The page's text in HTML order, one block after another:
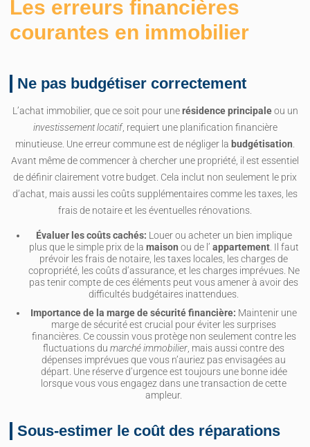
Les erreurs financières
courantes en immobilier
Ne pas budgétiser correctement
L’achat immobilier, que ce soit pour unerésidence principaleou un
investissement locatif, requiert une planification financière
minutieuse. Une erreur commune est de négliger la budgétisation.
Avant même de commencer à chercher une propriété, il est essentiel
de définir clairement votre budget. Cela inclut non seulement le prix
d’achat, mais aussi les coûts supplémentaires comme les taxes, les
frais de notaire et les éventuelles rénovations.
Évaluer les coûts cachés: Louer ou acheter un bien implique
plus que le simple prix de la maison ou de l’ appartement. Il faut
prévoir les frais de notaire, les taxes locales, les charges de
copropriété, les coûts d’assurance, et les charges imprévues. Ne
pas tenir compte de ces éléments peut vous amener à avoir des
difficultés budgétaires inattendues.
Importance de la marge de sécurité financière: Maintenir une
marge de sécurité est crucial pour éviter les surprises
financières. Ce coussin vous protège non seulement contre les
fluctuations du marché immobilier, mais aussi contre des
dépenses imprévues que vous n’auriez pas envisagées au
départ. Une réserve d’urgence est toujours une bonne idée
lorsque vous vous engagez dans une transaction de cette
ampleur.
Sous-estimer le coût des réparations